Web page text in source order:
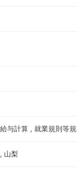
与計算 , 就業規則等
山梨